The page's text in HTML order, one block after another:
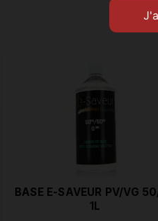
BASE E-SAVEUR PV/VG
1L